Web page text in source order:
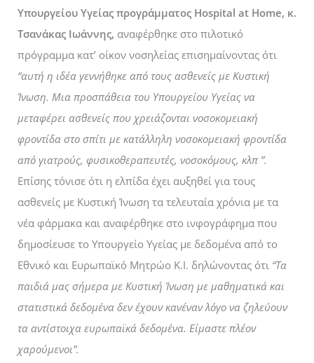
Υπουργείου Υγείας προγράμματος Hospital at Home, κ.
Τσανάκας Ιωάννης, αναφέρθηκε στο πιλοτικό
πρόγραμμα κατ’ οίκον νοσηλείας επισημαίνοντας ότι
“αυτή η ιδέα γεννήθηκε από τους ασθενείς με Κυστική
Ίνωση. Μια προσπάθεια του Υπουργείου Υγείας να
μεταφέρει ασθενείς που χρειάζονται νοσοκομειακή
φροντίδα στο σπίτι με κατάλληλη νοσοκομειακή φροντίδα
από γιατρούς, φυσικοθεραπευτές, νοσοκόμους, κλπ ”.
Επίσης τόνισε ότι η ελπίδα έχει αυξηθεί για τους
ασθενείς με Κυστική Ίνωση τα τελευταία χρόνια με τα
νέα φάρμακα και αναφέρθηκε στο ινφογράφημα που
δημοσίευσε το Υπουργείο Υγείας με δεδομένα από το
Εθνικό και Ευρωπαϊκό Μητρώο Κ.Ι. δηλώνοντας ότι “Tα
παιδιά μας σήμερα με Κυστική Ίνωση με μαθηματικά και
στατιστικά δεδομένα δεν έχουν κανέναν λόγο να ζηλεύουν
τα αντίστοιχα ευρωπαϊκά δεδομένα. Είμαστε πλέον
χαρούμενοι”.